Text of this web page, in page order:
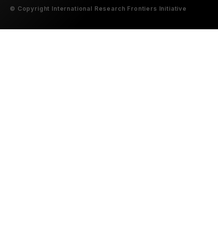
© Copyright International Research Frontiers Initiative